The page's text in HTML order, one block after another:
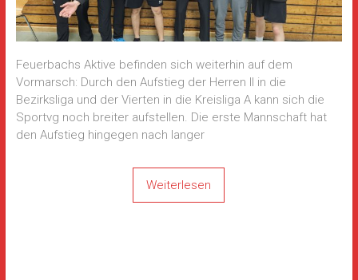
Feuerbachs Aktive befinden sich weiterhin auf dem
Vormarsch: Durch den Aufstieg der Herren II in die
Bezirksliga und der Vierten in die Kreisliga A kann sich die
Sportvg noch breiter aufstellen. Die erste Mannschaft hat
den Aufstieg hingegen nach langer
Weiterlesen